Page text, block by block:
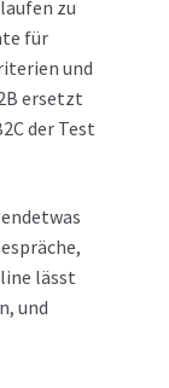
zu
für
und
ersetzt
der Test
lässt
und